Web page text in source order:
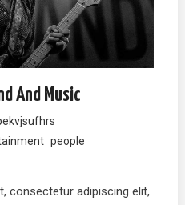
And Music
people
consectetur adipiscing elit,